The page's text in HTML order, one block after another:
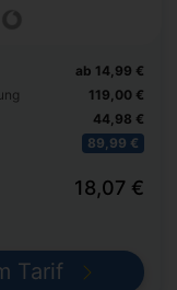
ab 14,99 €
119,00 €
44,98 €
89,99 €
18,07 €
Tarif